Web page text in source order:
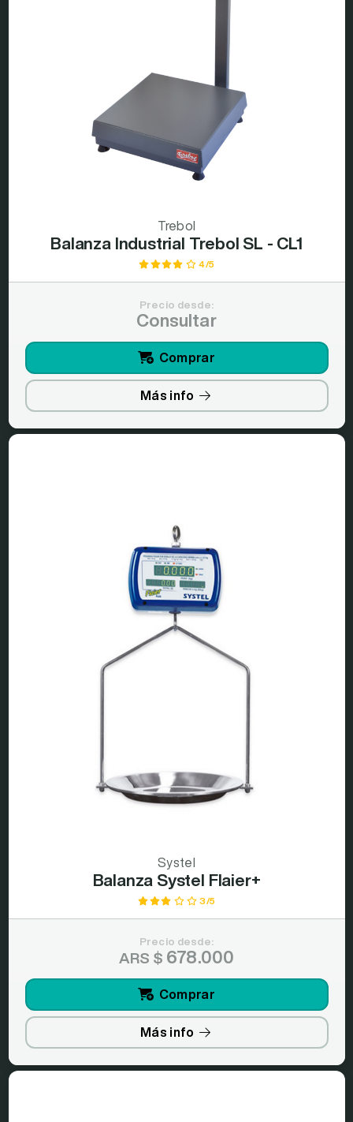
Trebol
Balanza Industrial Trebol SL - CL1
4/5
Precio desde:
Consultar
Comprar
Más info
Systel
Balanza Systel Flaier+
3/5
Precio desde:
ARS $ 678.000
Comprar
Más info